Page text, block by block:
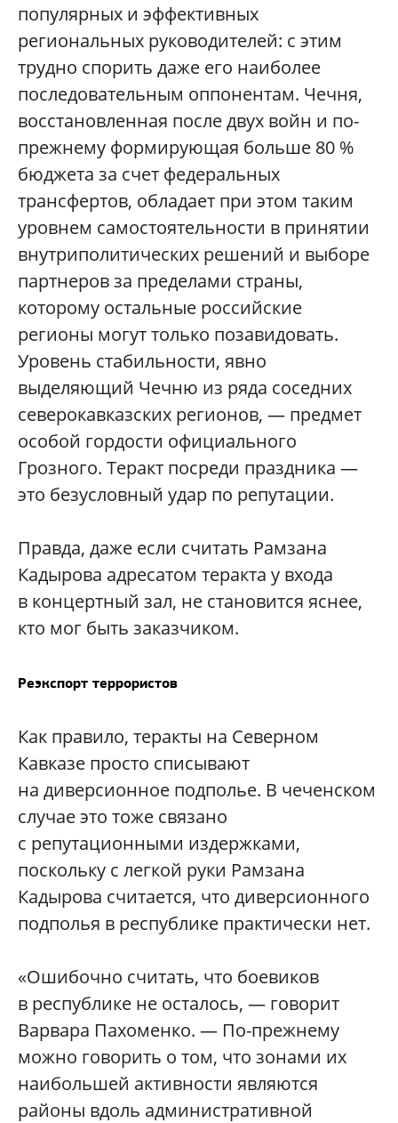
популярных и эффективных
региональных руководителей: с этим
трудно спорить даже его наиболее
последовательным оппонентам. Чечня,
восстановленная после двух войн и по-
прежнему формирующая больше 80 %
бюджета за счет федеральных
трансфертов, обладает при этом таким
уровнем самостоятельности в принятии
внутриполитических решений и выборе
партнеров за пределами страны,
которому остальные российские
регионы могут только позавидовать.
Уровень стабильности, явно
выделяющий Чечню из ряда соседних
северокавказских регионов, — предмет
особой гордости официального
Грозного. Теракт посреди праздника —
это безусловный удар по репутации.
Правда, даже если считать Рамзана
Кадырова адресатом теракта у входа
в концертный зал, не становится яснее,
кто мог быть заказчиком.
Реэкспорт террористов
Как правило, теракты на Северном
Кавказе просто списывают
на диверсионное подполье. В чеченском
случае это тоже связано
с репутационными издержками,
поскольку с легкой руки Рамзана
Кадырова считается, что диверсионного
подполья в республике практически нет.
«Ошибочно считать, что боевиков
в республике не осталось, — говорит
Варвара Пахоменко. — По-прежнему
можно говорить о том, что зонами их
наибольшей активности являются
районы вдоль административной